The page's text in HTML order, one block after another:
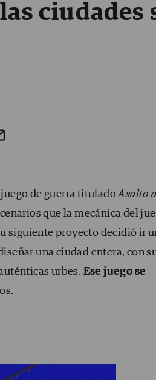
ciudades
de guerra tituladoAsalto
que la mecánica del
siguiente proyecto decidió ir
una ciudad entera, con
urbes. Ese juego se